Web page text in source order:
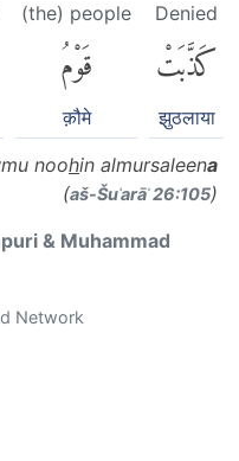
Denied
كَذَّبَتْ
झुठलाया
(the) people
قَوْمُ
क़ौमे
noohin almursaleena
(aš-Šuʿarāʾ 26:105)
& Muhammad
Network